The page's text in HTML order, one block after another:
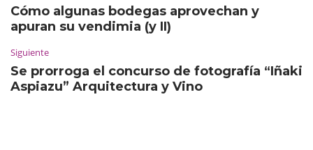
Cómo algunas bodegas aprovechan y
apuran su vendimia (y II)
Siguiente
Se prorroga el concurso de fotografía “Iñaki
Aspiazu” Arquitectura y Vino